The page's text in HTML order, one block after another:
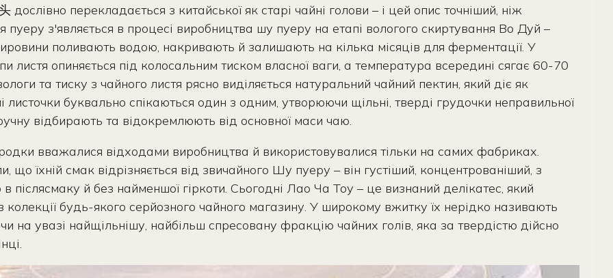
перекладається з китайської як старі чайні голови – і цей опис точніший, ніж
пуеру з'являється в процесі виробництва шу пуеру на етапі вологого скиртування Во Дуй –
поливають водою, накривають й залишають на кілька місяців для ферментації. У
листя опиняється під колосальним тиском власної ваги, а температура всередині сягає 60-70
та тиску з чайного листя рясно виділяється натуральний чайний пектин, який діє як
буквально спікаються один з одним, утворюючи щільні, тверді грудочки неправильної
відбирають та відокремлюють від основної маси чаю.
вважалися відходами виробництва й використовувалися тільки на самих фабриках.
що їхній смак відрізняється від звичайного Шу пуеру – він густіший, концентрованіший, з
післясмаку й без найменшої гіркоти. Сьогодні Лао Ча Тоу – це визнаний делікатес, який
колекції будь-якого серйозного чайного магазину. У широкому вжитку їх нерідко називають
на увазі найщільнішу, найбільш спресовану фракцію чайних голів, яка за твердістю дійсно